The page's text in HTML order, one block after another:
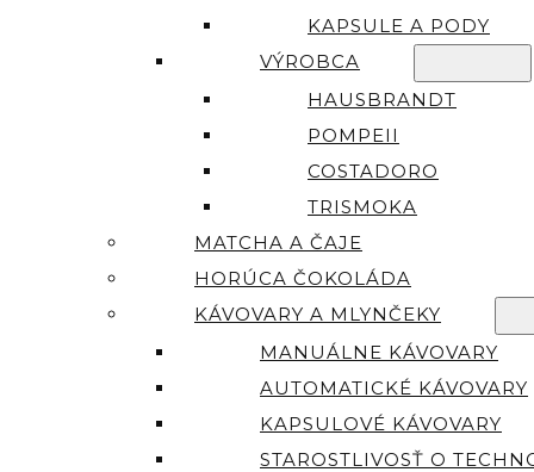
KAPSULE A PODY
VÝROBCA
HAUSBRANDT
POMPEII
COSTADORO
TRISMOKA
MATCHA A ČAJE
HORÚCA ČOKOLÁDA
KÁVOVARY A MLYNČEKY
MANUÁLNE KÁVOVARY
AUTOMATICKÉ KÁVOVARY
KAPSULOVÉ KÁVOVARY
STAROSTLIVOSŤ O